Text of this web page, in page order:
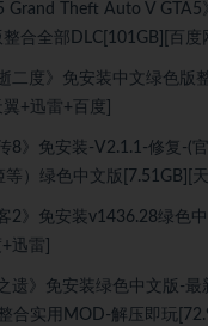
Grand Theft Auto V GTA5
合全部DLC[101GB][百度
二度》免安装中文绿色版
+迅雷+百度]
8》免安装-V2.1.1-修复-(
）绿色中文版[7.51GB][
2》免安装v1436.28绿色
迅雷]
遗》免安装绿色中文版-最
合实用MOD-解压即玩